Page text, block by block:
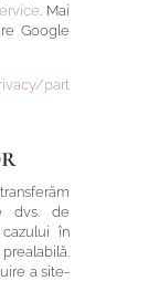
. Mai
Google
part
dvs. de
în
a site-